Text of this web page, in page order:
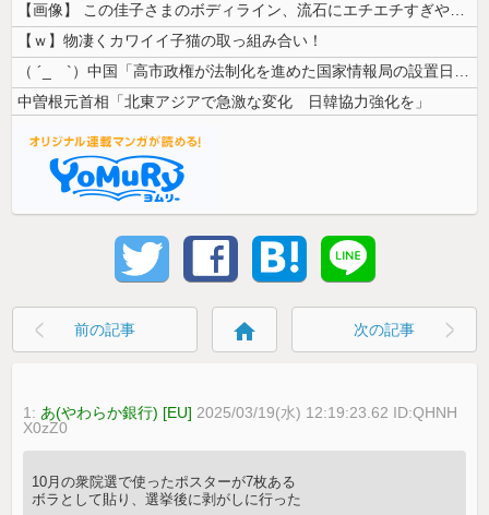
【画像】 この佳子さまのボディライン、流石にエチエチすぎやろ！
【ｗ】物凄くカワイイ子猫の取っ組み合い！
（ ´_ゝ`）中国「高市政権が法制化を進めた国家情報局の設置日が7月3...
中曽根元首相「北東アジアで急激な変化 日韓協力強化を」
前の記事 home 次の記事
1:あ(やわらか銀行) [EU] 2025/03/19(水) 12:19:23.62 ID:QHNH
X0zZ0
10月の衆院選で使ったポスターが7枚ある
ボラとして貼り、選挙後に剥がしに行った